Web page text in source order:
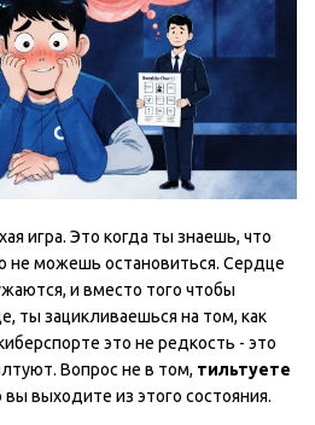
игра. Это когда ты знаешь, что
не можешь остановиться. Сердце
и вместо того чтобы
ты зацикливаешься на том, как
это не редкость - это
Вопрос не в том, тильтуете
вы выходите из этого состояния.